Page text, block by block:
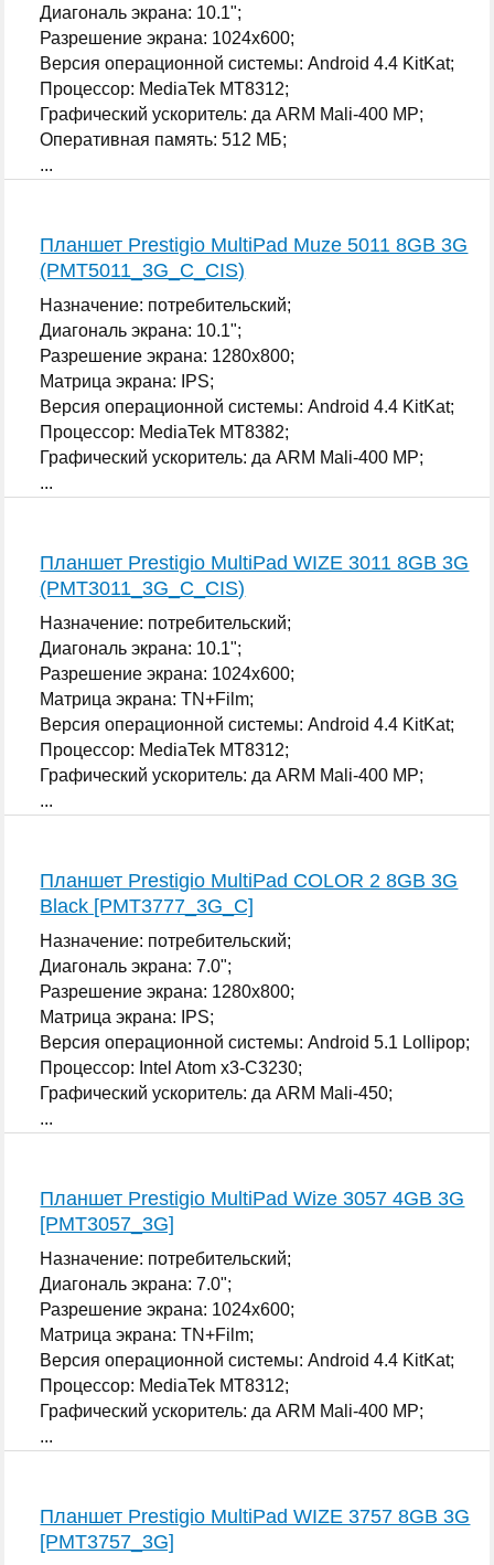
Диагональ экрана: 10.1";
Разрешение экрана: 1024x600;
Версия операционной системы: Android 4.4 KitKat;
Процессор: MediaTek MT8312;
Графический ускоритель: да ARM Mali-400 MP;
Оперативная память: 512 МБ;
...
Планшет Prestigio MultiPad Muze 5011 8GB 3G
(PMT5011_3G_C_CIS)
Назначение: потребительский;
Диагональ экрана: 10.1";
Разрешение экрана: 1280x800;
Матрица экрана: IPS;
Версия операционной системы: Android 4.4 KitKat;
Процессор: MediaTek MT8382;
Графический ускоритель: да ARM Mali-400 MP;
...
Планшет Prestigio MultiPad WIZE 3011 8GB 3G
(PMT3011_3G_C_CIS)
Назначение: потребительский;
Диагональ экрана: 10.1";
Разрешение экрана: 1024x600;
Матрица экрана: TN+Film;
Версия операционной системы: Android 4.4 KitKat;
Процессор: MediaTek MT8312;
Графический ускоритель: да ARM Mali-400 MP;
...
Планшет Prestigio MultiPad COLOR 2 8GB 3G
Black [PMT3777_3G_C]
Назначение: потребительский;
Диагональ экрана: 7.0";
Разрешение экрана: 1280x800;
Матрица экрана: IPS;
Версия операционной системы: Android 5.1 Lollipop;
Процессор: Intel Atom x3-C3230;
Графический ускоритель: да ARM Mali-450;
...
Планшет Prestigio MultiPad Wize 3057 4GB 3G
[PMT3057_3G]
Назначение: потребительский;
Диагональ экрана: 7.0";
Разрешение экрана: 1024x600;
Матрица экрана: TN+Film;
Версия операционной системы: Android 4.4 KitKat;
Процессор: MediaTek MT8312;
Графический ускоритель: да ARM Mali-400 MP;
...
Планшет Prestigio MultiPad WIZE 3757 8GB 3G
[PMT3757_3G]